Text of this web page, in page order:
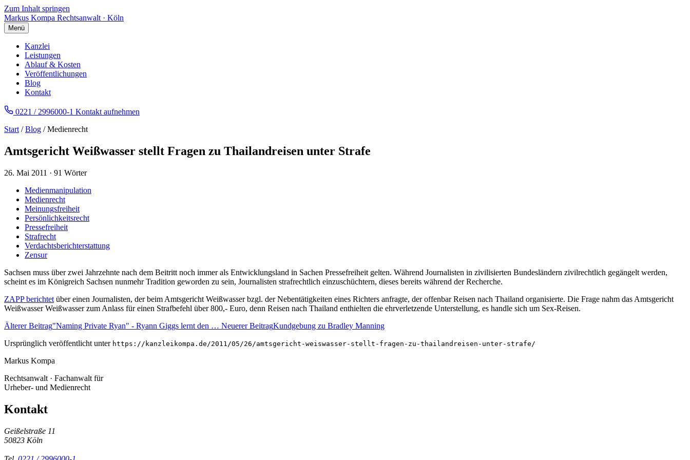
Zum Inhalt springen
Markus Kompa Rechtsanwalt · Köln
Menü
Kanzlei
Leistungen
Ablauf & Kosten
Veröffentlichungen
Blog
Kontakt
0221 / 2996000-1 Kontakt aufnehmen
Start /Blog / Medienrecht
Amtsgericht Weißwasser stellt Fragen zu Thailandreisen unter Strafe
26. Mai 2011 · 91 Wörter
Medienmanipulation
Medienrecht
Meinungsfreiheit
Persönlichkeitsrecht
Pressefreiheit
Strafrecht
Verdachtsberichterstattung
Zensur
Sachsen muss über zwei Jahrzehnte nach dem Beitritt noch immer als Entwicklungsland in Sachen Pressefreiheit gelten. Während Journalisten in zivilisierten Bundesländern zivilrechtlich gegängelt werden,
scheint es im Königreich Sachsen nunmehr Tradition geworden zu sein, Journalisten strafrechtlich einzuschüchtern, dieses bereits während der Recherche.
ZAPP berichtet über einen Journalisten, der beim Amtsgericht Weißwasser bzgl. der Nebentätigkeiten eines Richters anfragte, der offenbar Reisen nach Thailand organisierte. Die Frage nahm das Amtsgericht
Weißwasser Weißwasser zum Anlass für einen Strafbefehl über 800,- Euro, denn Reisen nach Thailand enthielten die ehrverletzende Unterstellung, es handle sich um Sex-Reisen.
Älterer Beitrag"Naming Private Ryan" - Ryann Giggs lernt den … Neuerer BeitragKundgebung zu Bradley Manning
Ursprünglich veröffentlicht unter https://kanzleikompa.de/2011/05/26/amtsgericht-weiswasser-stellt-fragen-zu-thailandreisen-unter-strafe/
Markus Kompa
Rechtsanwalt · Fachanwalt für
Urheber- und Medienrecht
Kontakt
Geißelstraße 11
50823 Köln